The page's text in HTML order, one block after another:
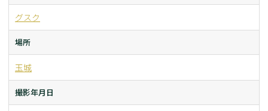
グスク
場所
玉城
撮影年月日